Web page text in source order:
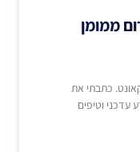
ממומן
כתבתי את
וטיפים